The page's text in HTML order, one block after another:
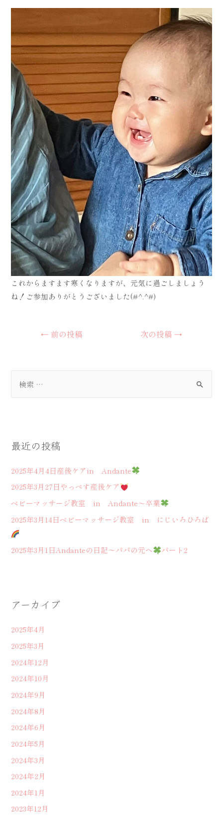
これからますます寒くなりますが、元気に過ごしましょう
ね！ご参加ありがとうございました(#^.^#)
ゲ
← 前の投稿 次の投稿 →
最近の投稿
2025年4月4日産後ケアin Andante
2025年3月27日やっぺす産後ケア
ベビーマッサージ教室 in Andante～卒業
2025年3月14日ベビーマッサージ教室 in にじいろひろば
2025年3月1日Andanteの日記～パパの元へ パート2
アーカイブ
2025年4月
2025年3月
2024年12月
2024年10月
2024年9月
2024年8月
2024年6月
2024年5月
2024年3月
2024年2月
2024年1月
2023年12月